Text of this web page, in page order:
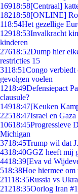
16918:58[Centraal]
18218:58[ONLINE]
118:54Het gezellige
12918:53Invalkracht
kinderen
27618:52Dump hier
restricties 15
3118:51Congo verbiedt
gevolgen voelen
1218:49Defensiepact
clausule?
14918:47[Keuken
22518:47Israel en Gaza
10618:45Progressieve
Michigan
3718:45Trump wil dat
4318:40GGZ heeft mij
4418:39[Eva vd
518:38Hoe hiermee om
21118:35Russia vs
21218:35Oorlog Iran